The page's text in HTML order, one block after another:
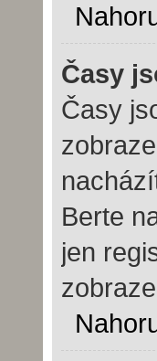
Časy
Časy
Berte
jen